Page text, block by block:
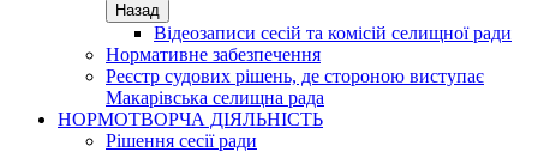
Назад
Відеозаписи сесій та комісій селищної ради
Нормативне забезпечення
Реєстр судових рішень, де стороною виступає
Макарівська селищна рада
НОРМОТВОРЧА ДІЯЛЬНІСТЬ
Рішення сесії ради